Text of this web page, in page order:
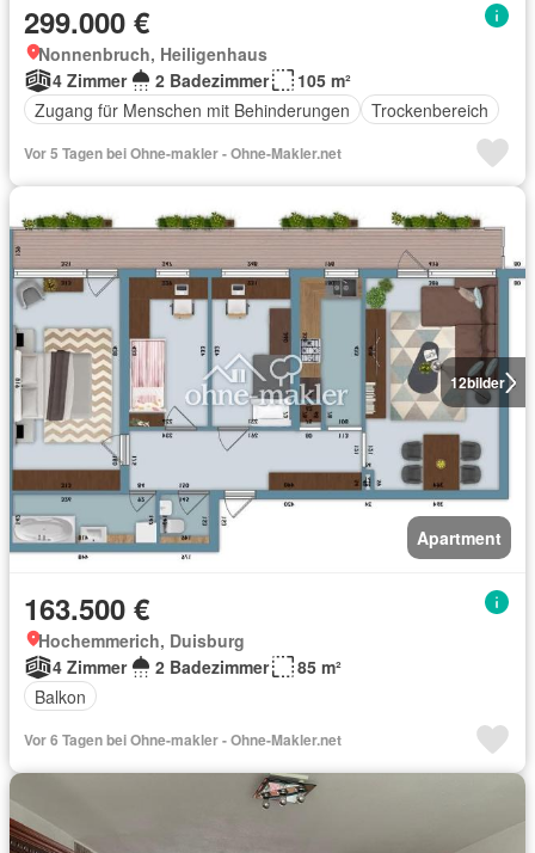
299.000 €
Nonnenbruch, Heiligenhaus
4 Zimmer
2 Badezimmer
105 m²
Zugang für Menschen mit Behinderungen
Trockenbereich
Vor 5 Tagen bei Ohne-makler - Ohne-Makler.net
12bilder
Apartment
163.500 €
Hochemmerich, Duisburg
4 Zimmer
2 Badezimmer
85 m²
Balkon
Vor 6 Tagen bei Ohne-makler - Ohne-Makler.net